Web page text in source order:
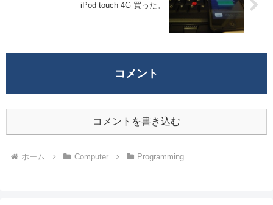
iPod touch 4G 買った。
コメント
コメントを書き込む
ホーム Computer Programming